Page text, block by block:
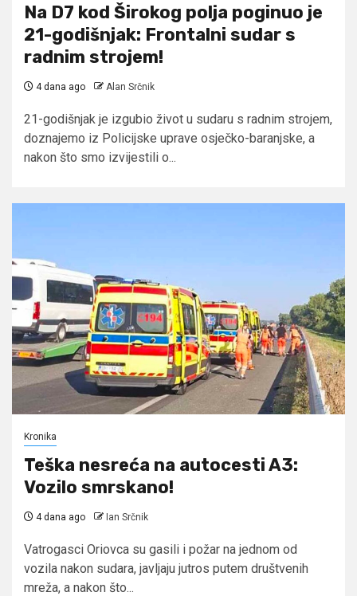
Na D7 kod Širokog polja poginuo je
21-godišnjak: Frontalni sudar s
radnim strojem!
4 dana ago Alan Srčnik
21-godišnjak je izgubio život u sudaru s radnim strojem,
doznajemo iz Policijske uprave osječko-baranjske, a
nakon što smo izvijestili o...
Kronika
Teška nesreća na autocesti A3:
Vozilo smrskano!
4 dana ago Ian Srčnik
Vatrogasci Oriovca su gasili i požar na jednom od
vozila nakon sudara, javljaju jutros putem društvenih
mreža, a nakon što...